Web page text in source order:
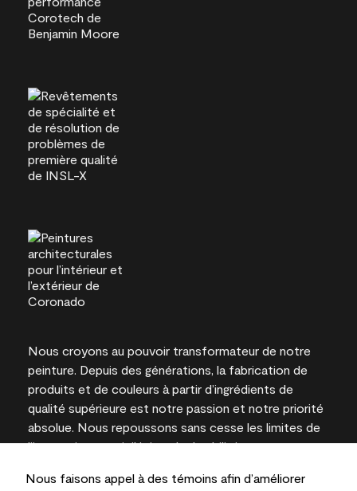
Nous faisons appel à des témoins afin d’améliorer
Nous croyons au pouvoir transformateur de notre
peinture. Depuis des générations, la fabrication de
produits et de couleurs à partir d’ingrédients de
qualité supérieure est notre passion et notre priorité
absolue. Nous repoussons sans cesse les limites de
l’innovation et privilégions la durabilité pour
l’expertise locale.